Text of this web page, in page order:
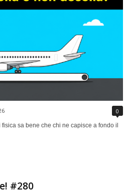
0
sa bene che chi ne capisce a fondo il
#280